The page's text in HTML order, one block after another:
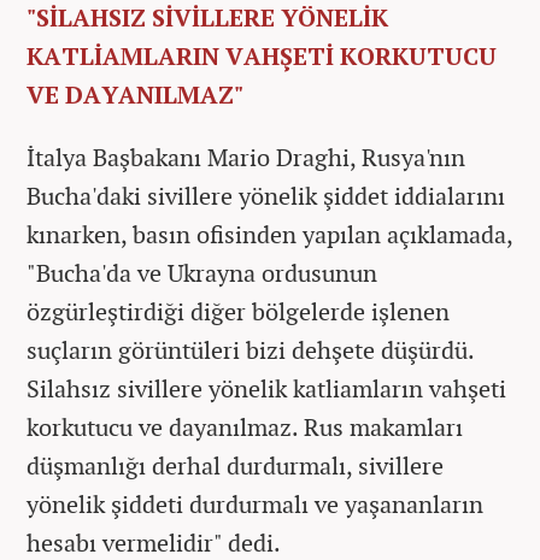
"SİLAHSIZ SİVİLLERE YÖNELİK
KATLİAMLARIN VAHŞETİ KORKUTUCU
VE DAYANILMAZ"
İtalya Başbakanı Mario Draghi, Rusya'nın
Bucha'daki sivillere yönelik şiddet iddialarını
kınarken, basın ofisinden yapılan açıklamada,
"Bucha'da ve Ukrayna ordusunun
özgürleştirdiği diğer bölgelerde işlenen
suçların görüntüleri bizi dehşete düşürdü.
Silahsız sivillere yönelik katliamların vahşeti
korkutucu ve dayanılmaz. Rus makamları
düşmanlığı derhal durdurmalı, sivillere
yönelik şiddeti durdurmalı ve yaşananların
hesabı vermelidir" dedi.